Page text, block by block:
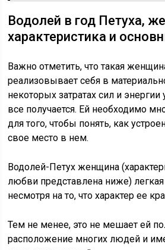
Водолей в год Петуха,
характеристика и
Важно отметить, что такая
реализовывает себя в
некоторых затратах сил и энергии
все получается. Ей необходимо
для того, чтобы понять, как
свое место в нем.
Водолей-Петух женщина
любви представлена ниже)
несмотря на то, что характер ее
Тем не менее, это не мешает ей
расположение многих людей и